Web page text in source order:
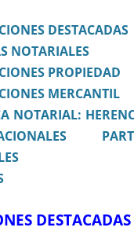
DESTACADAS
NOTARIALES
PROPIEDAD
MERCANTIL
NOTARIAL:
DESTACADAS